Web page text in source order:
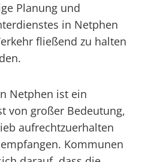
Planung und
in Netphen
fließend zu halten
Netphen ist ein
von großer Bedeutung,
aufrechtzuerhalten
Kommunen